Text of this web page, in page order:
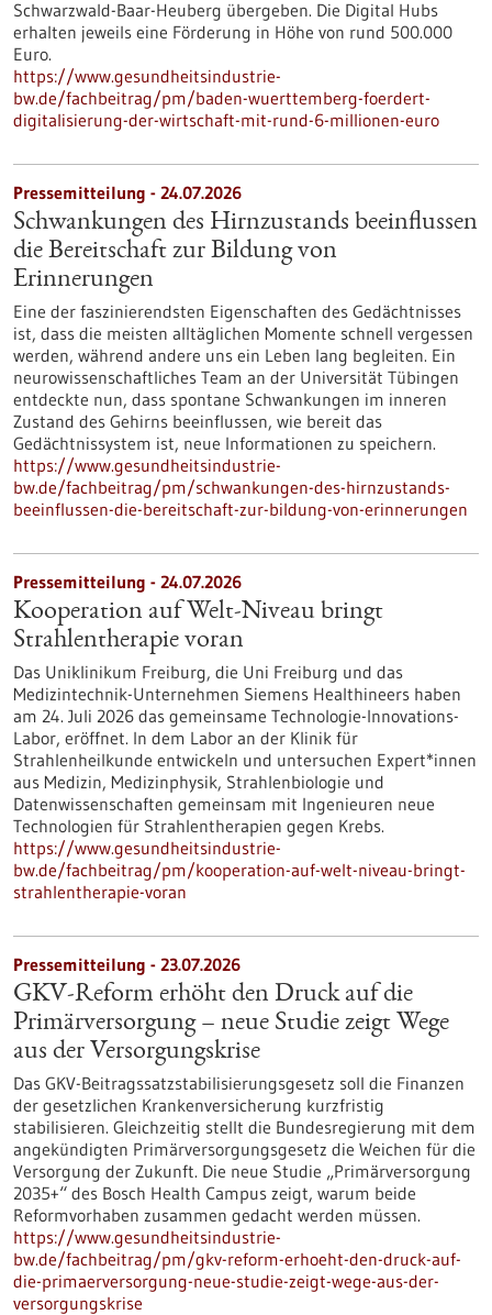
Schwarzwald-Baar-Heuberg übergeben. Die Digital Hubs
erhalten jeweils eine Förderung in Höhe von rund 500.000
Euro.
https://www.gesundheitsindustrie-
bw.de/fachbeitrag/pm/baden-wuerttemberg-foerdert-
digitalisierung-der-wirtschaft-mit-rund-6-millionen-euro
Pressemitteilung - 24.07.2026
Schwankungen des Hirnzustands beeinflussen
die Bereitschaft zur Bildung von
Erinnerungen
Eine der faszinierendsten Eigenschaften des Gedächtnisses
ist, dass die meisten alltäglichen Momente schnell vergessen
werden, während andere uns ein Leben lang begleiten. Ein
neurowissenschaftliches Team an der Universität Tübingen
entdeckte nun, dass spontane Schwankungen im inneren
Zustand des Gehirns beeinflussen, wie bereit das
Gedächtnissystem ist, neue Informationen zu speichern.
https://www.gesundheitsindustrie-
bw.de/fachbeitrag/pm/schwankungen-des-hirnzustands-
beeinflussen-die-bereitschaft-zur-bildung-von-erinnerungen
Pressemitteilung - 24.07.2026
Kooperation auf Welt-Niveau bringt
Strahlentherapie voran
Das Uniklinikum Freiburg, die Uni Freiburg und das
Medizintechnik-Unternehmen Siemens Healthineers haben
am 24. Juli 2026 das gemeinsame Technologie-Innovations-
Labor, eröffnet. In dem Labor an der Klinik für
Strahlenheilkunde entwickeln und untersuchen Expert*innen
aus Medizin, Medizinphysik, Strahlenbiologie und
Datenwissenschaften gemeinsam mit Ingenieuren neue
Technologien für Strahlentherapien gegen Krebs.
https://www.gesundheitsindustrie-
bw.de/fachbeitrag/pm/kooperation-auf-welt-niveau-bringt-
strahlentherapie-voran
Pressemitteilung - 23.07.2026
GKV-Reform erhöht den Druck auf die
Primärversorgung – neue Studie zeigt Wege
aus der Versorgungskrise
Das GKV-Beitragssatzstabilisierungsgesetz soll die Finanzen
der gesetzlichen Krankenversicherung kurzfristig
stabilisieren. Gleichzeitig stellt die Bundesregierung mit dem
angekündigten Primärversorgungsgesetz die Weichen für die
Versorgung der Zukunft. Die neue Studie „Primärversorgung
2035+“ des Bosch Health Campus zeigt, warum beide
Reformvorhaben zusammen gedacht werden müssen.
https://www.gesundheitsindustrie-
bw.de/fachbeitrag/pm/gkv-reform-erhoeht-den-druck-auf-
die-primaerversorgung-neue-studie-zeigt-wege-aus-der-
versorgungskrise